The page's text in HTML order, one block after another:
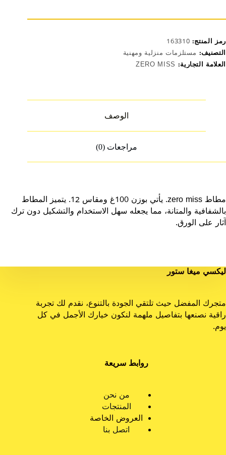
رمز المنتج: 163310
التصنيف: مستلزمات منزلية ومهنية
العلامة التجارية: ZERO MISS
الوصف
مراجعات (0)
مطاط zero miss. يأتي بوزن 100غ ومقاس 12. يتميز المطاط
بالشفافية والمتانة، مما يجعله سهل الاستخدام والتشكيل دون ترك
آثار على الورق.
ليكسي ميغا ستور
متجرك المفضل حيث تلتقي الجودة بالتنوع، نقدم لك تجربة
راقية نصنعها بتفاصيل ملهمة لنكون خيارك الأجمل في كل
يوم.
روابط سريعة
من نحن
المنتجات
العروض الخاصة
اتصل بنا